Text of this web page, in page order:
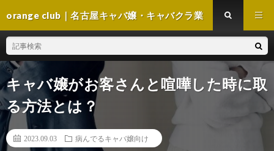
orange club｜名古屋キャバ嬢・キャバクラ業
キャバ嬢がお客さんと喧嘩した時に取
る方法とは？
2023.09.03 病んでるキャバ嬢向け